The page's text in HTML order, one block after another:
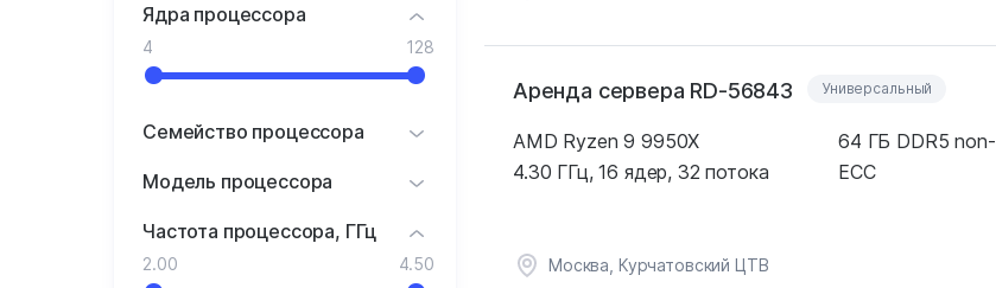
Ядра процессора
4 128
Семейство процессора
Модель процессора
Частота процессора, ГГц
2.00 4.50
Аренда сервера RD-56843 Универсальный
AMD Ryzen 9 9950X
4.30 ГГц, 16 ядер, 32 потока
64 ГБ DDR5 non-
ECC
Москва, Курчатовский ЦТВ